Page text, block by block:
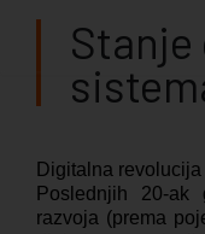
Stanje
Digitalna revolucija
Poslednjih 20-ak
razvoja (prema